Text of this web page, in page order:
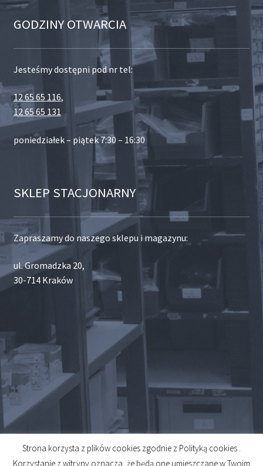
GODZINY OTWARCIA
Jesteśmy dostępni pod nr tel:
12 65 65 116,
12 65 65 131
poniedziałek – piątek 7:30 – 16:30
SKLEP STACJONARNY
Zapraszamy do naszego sklepu i magazynu:
ul. Gromadzka 20,
30-714 Kraków
© 2026
Strona korzysta z plików cookies zgodnie z Polityką cookies .
Korzystanie z witryny oznacza, że będą one umieszczane w Twoim